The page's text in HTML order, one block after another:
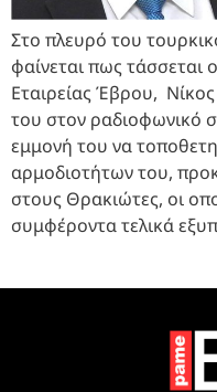
Στο πλευρό του
φαίνεται πως τάσσεται
Εταιρείας Έβρου,
του στον ραδιοφωνικό
εμμονή του να
αρμοδιοτήτων του,
στους Θρακιώτες, οι
συμφέροντα τελικά